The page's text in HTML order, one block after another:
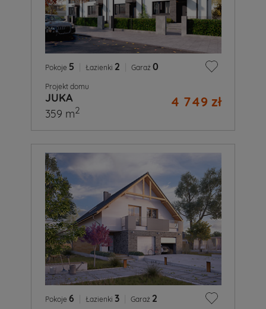
Pokoje 5 Łazienki 2 Garaż 0
Projekt domu
JUKA 4 749 zł
359 m2
Pokoje 6 Łazienki 3 Garaż 2